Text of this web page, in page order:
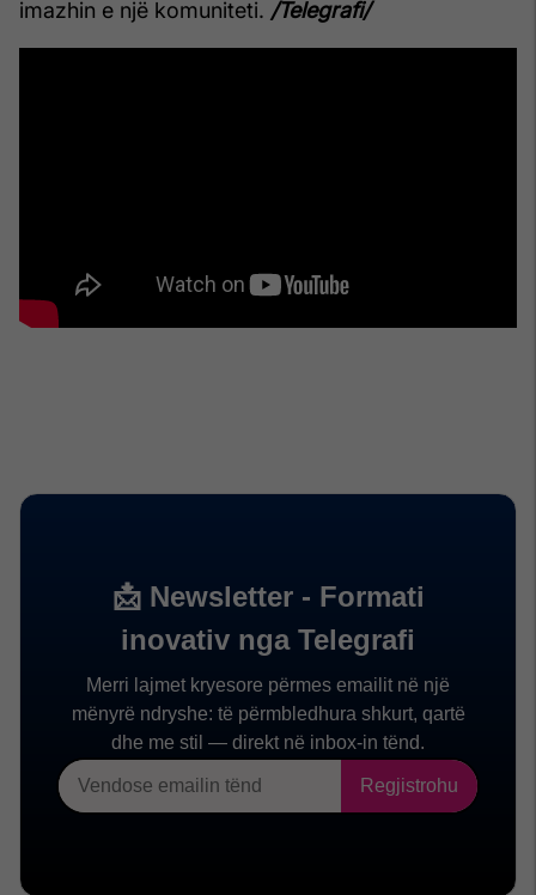
imazhin e një komuniteti. /Telegrafi/